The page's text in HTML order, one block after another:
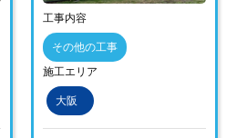
工事内容
その他の工事
施工エリア
大阪